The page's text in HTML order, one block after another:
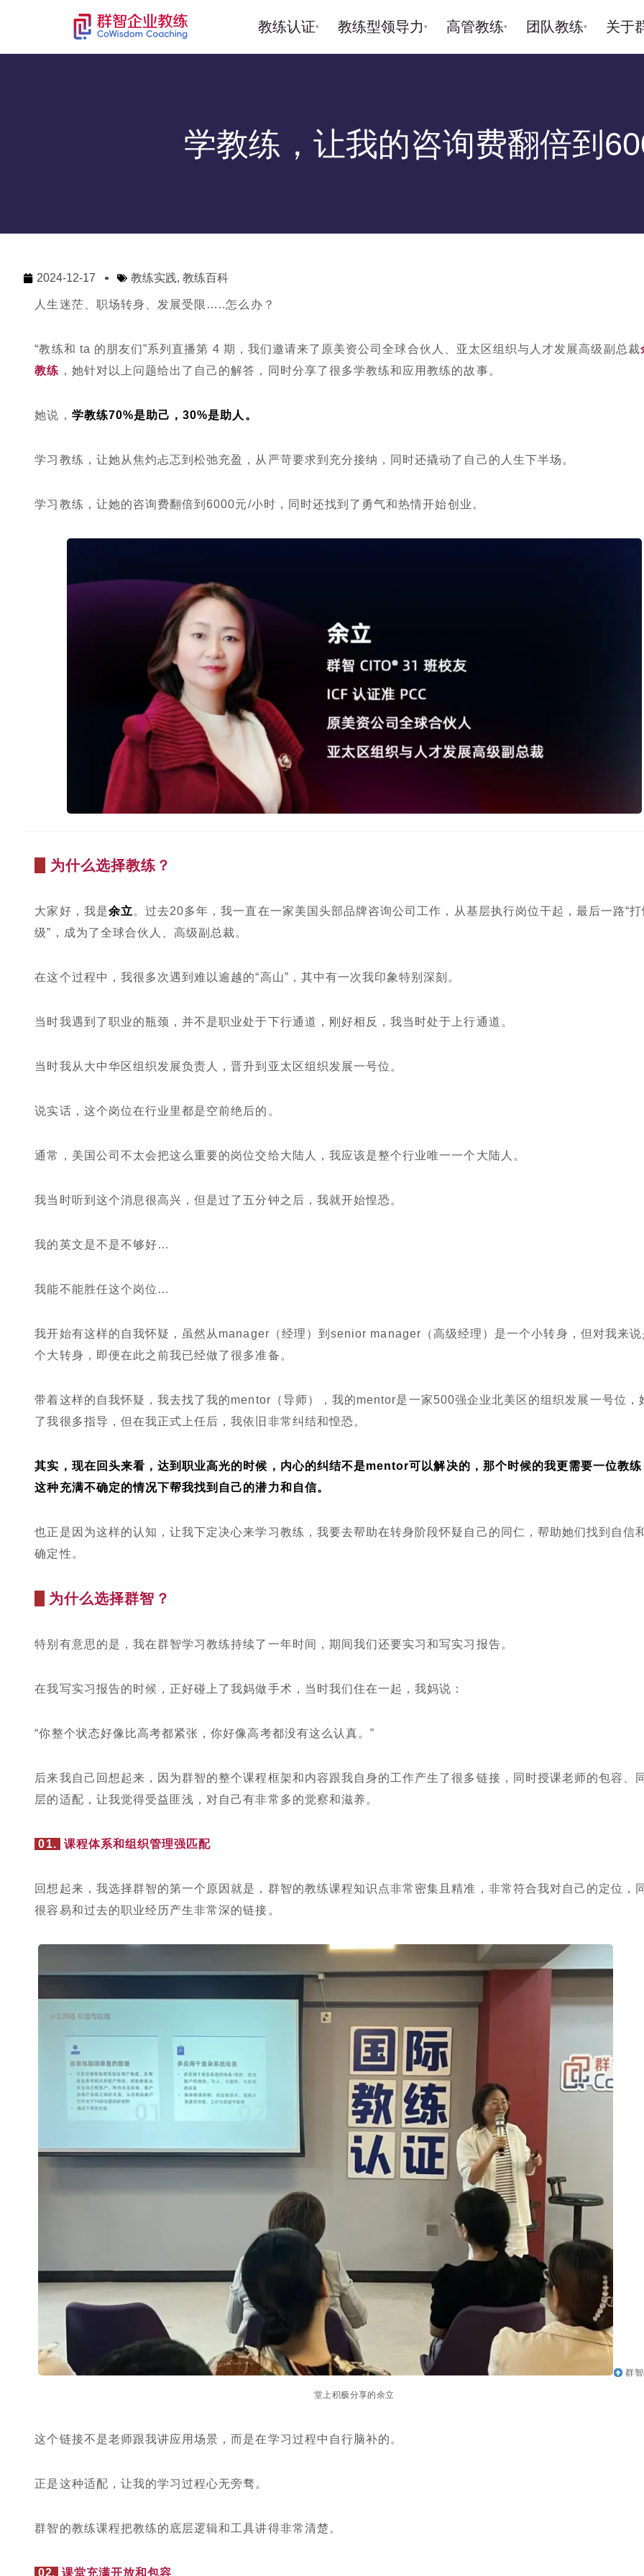
教练认证▾ 教练型领导力 ▾ 高管教练▾ 团队教练▾ 关于
学教练，让我的咨询费翻倍到
2024-12-17 教练实践,教练百科
人生迷茫、职场转身、发展受限…..怎么办？
“教练和 ta 的朋友们”系列直播第 4 期，我们邀请来了原美资公司全球合伙人、亚太区组织与人才发展高级副总裁
教练 ，她针对以上问题给出了自己的解答，同时分享了很多学教练和应用教练的故事。
她说， 学教练70%是助己，30%是助人。
学习教练，让她从焦灼忐忑到松弛充盈，从严苛要求到充分接纳，同时还撬动了自己的人生下半场。
学习教练，让她的咨询费翻倍到6000元/小时，同时还找到了勇气和热情开始创业。
为什么选择教练？
大家好，我是余立 。过去20多年，我一直在一家美国头部品牌咨询公司工作，从基层执行岗位干起，最后一路“
级”，成为了全球合伙人、高级副总裁。
在这个过程中，我很多次遇到难以逾越的“高山”，其中有一次我印象特别深刻。
当时我遇到了职业的瓶颈，并不是职业处于下行通道，刚好相反，我当时处于上行通道。
当时我从大中华区组织发展负责人，晋升到亚太区组织发展一号位。
说实话，这个岗位在行业里都是空前绝后的。
通常，美国公司不太会把这么重要的岗位交给大陆人，我应该是整个行业唯一一个大陆人。
我当时听到这个消息很高兴，但是过了五分钟之后，我就开始惶恐。
我的英文是不是不够好…
我能不能胜任这个岗位…
我开始有这样的自我怀疑，虽然从manager（经理）到senior manager（高级经理）是一个小转身，但对我来说
个大转身，即便在此之前我已经做了很多准备。
带着这样的自我怀疑，我去找了我的mentor（导师），我的mentor是一家500强企业北美区的组织发展一号位，
了我很多指导，但在我正式上任后，我依旧非常纠结和惶恐。
其实，现在回头来看，达到职业高光的时候，内心的纠结不是mentor可以解决的，那个时候的我更需要一位教
这种充满不确定的情况下帮我找到自己的潜力和自信。
也正是因为这样的认知，让我下定决心来学习教练，我要去帮助在转身阶段怀疑自己的同仁，帮助她们找到自信
确定性。
为什么选择群智？
特别有意思的是，我在群智学习教练持续了一年时间，期间我们还要实习和写实习报告。
在我写实习报告的时候，正好碰上了我妈做手术，当时我们住在一起，我妈说：
“你整个状态好像比高考都紧张，你好像高考都没有这么认真。”
后来我自己回想起来，因为群智的整个课程框架和内容跟我自身的工作产生了很多链接，同时授课老师的包容、
层的适配，让我觉得受益匪浅，对自己有非常多的觉察和滋养。
01. 课程体系和组织管理强匹配
回想起来，我选择群智的第一个原因就是，群智的教练课程知识点非常密集且精准，非常符合我对自己的定位，
很容易和过去的职业经历产生非常深的链接。
群
堂上积极分享的余立
这个链接不是老师跟我讲应用场景，而是在学习过程中自行脑补的。
正是这种适配，让我的学习过程心无旁骛。
群智的教练课程把教练的底层逻辑和工具讲得非常清楚。
02. 课堂充满开放和包容